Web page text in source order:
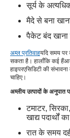
सूर्य के
मैदे से बना
पैकेट बंद खाना
अम्ल प्रतिवाहयदि समय पर
सकता है। हालाँकि कई हैं
हाइपरएसिडिटी की
चाहिए।
अम्लीय उत्पादों के
टमाटर,
खाद्य पदार्थों
रात के समय